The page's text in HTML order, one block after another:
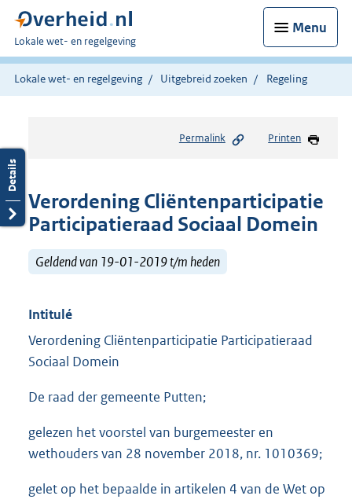
Menu
U
bent
hier:
Lokale wet- en regelgeving
Lokale wet- en regelgeving Uitgebreid zoeken Regeling
Permalink Printen
Verordening Cliëntenparticipatie
Participatieraad Sociaal Domein
Geldend van 19-01-2019 t/m heden
Intitulé
Verordening Cliëntenparticipatie Participatieraad
Sociaal Domein
De raad der gemeente Putten;
gelezen het voorstel van burgemeester en
wethouders van 28 november 2018, nr. 1010369;
gelet op het bepaalde in artikelen 4 van de Wet op